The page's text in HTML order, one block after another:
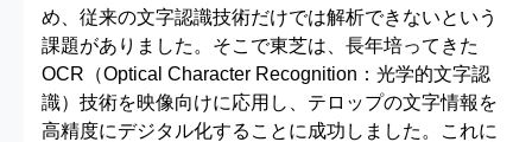
め、従来の文字認識技術だけでは解析できないという
課題がありました。そこで東芝は、長年培ってきた
OCR（Optical Character Recognition：光学的文字認
識）技術を映像向けに応用し、テロップの文字情報を
高精度にデジタル化することに成功しました。これに